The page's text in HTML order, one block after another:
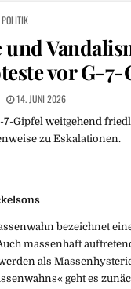
POSTED IN
POLITIK
vor G-
14. JUNI 2026
7-Gipfel weitgehend
zu Eskalationen.
bezeichnet
massenhaft
als
geht es